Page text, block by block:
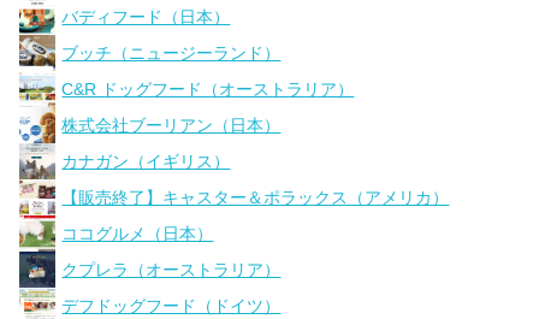
バディフード（日本）
ブッチ（ニュージーランド）
C&R ドッグフード（オーストラリア）
株式会社ブーリアン（日本）
カナガン（イギリス）
【販売終了】キャスター＆ポラックス（アメリカ）
ココグルメ（日本）
クプレラ（オーストラリア）
デフドッグフード（ドイツ）